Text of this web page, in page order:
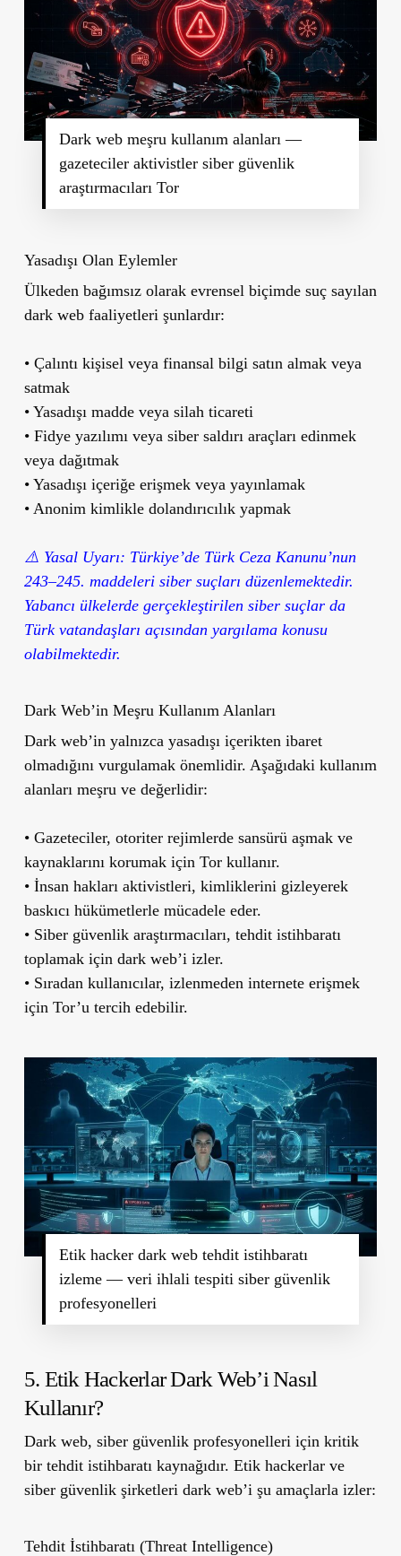
Dark web meşru kullanım alanları —
gazeteciler aktivistler siber güvenlik
araştırmacıları Tor
Yasadışı Olan Eylemler
Ülkeden bağımsız olarak evrensel biçimde suç sayılan
dark web faaliyetleri şunlardır:
• Çalıntı kişisel veya finansal bilgi satın almak veya
satmak
• Yasadışı madde veya silah ticareti
• Fidye yazılımı veya siber saldırı araçları edinmek
veya dağıtmak
• Yasadışı içeriğe erişmek veya yayınlamak
• Anonim kimlikle dolandırıcılık yapmak
⚠️ Yasal Uyarı: Türkiye’de Türk Ceza Kanunu’nun
243–245. maddeleri siber suçları düzenlemektedir.
Yabancı ülkelerde gerçekleştirilen siber suçlar da
Türk vatandaşları açısından yargılama konusu
olabilmektedir.
Dark Web’in Meşru Kullanım Alanları
Dark web’in yalnızca yasadışı içerikten ibaret
olmadığını vurgulamak önemlidir. Aşağıdaki kullanım
alanları meşru ve değerlidir:
• Gazeteciler, otoriter rejimlerde sansürü aşmak ve
kaynaklarını korumak için Tor kullanır.
• İnsan hakları aktivistleri, kimliklerini gizleyerek
baskıcı hükümetlerle mücadele eder.
• Siber güvenlik araştırmacıları, tehdit istihbaratı
toplamak için dark web’i izler.
• Sıradan kullanıcılar, izlenmeden internete erişmek
için Tor’u tercih edebilir.
Etik hacker dark web tehdit istihbaratı
izleme — veri ihlali tespiti siber güvenlik
profesyonelleri
5. Etik Hackerlar Dark Web’i Nasıl
Kullanır?
Dark web, siber güvenlik profesyonelleri için kritik
bir tehdit istihbaratı kaynağıdır. Etik hackerlar ve
siber güvenlik şirketleri dark web’i şu amaçlarla izler:
Tehdit İstihbaratı (Threat Intelligence)